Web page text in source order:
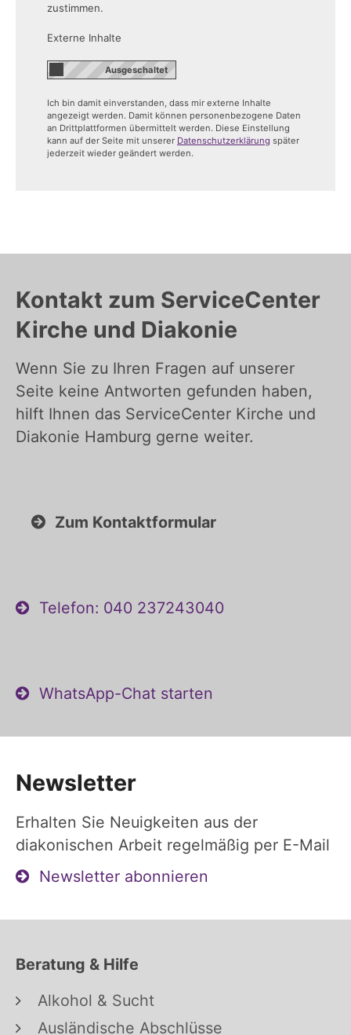
zustimmen.
Externe Inhalte
Ich bin damit einverstanden, dass mir externe Inhalte
angezeigt werden. Damit können personenbezogene Daten
an Drittplattformen übermittelt werden. Diese Einstellung
kann auf der Seite mit unserer Datenschutzerklärung später
jederzeit wieder geändert werden.
Kontakt zum ServiceCenter
Kirche und Diakonie
Wenn Sie zu Ihren Fragen auf unserer
Seite keine Antworten gefunden haben,
hilft Ihnen das ServiceCenter Kirche und
Diakonie Hamburg gerne weiter.
Zum Kontaktformular
Telefon: 040 237243040
WhatsApp-Chat starten
Newsletter
Erhalten Sie Neuigkeiten aus der
diakonischen Arbeit regelmäßig per E-Mail
Newsletter abonnieren
Beratung & Hilfe
Alkohol & Sucht
Ausländische Abschlüsse